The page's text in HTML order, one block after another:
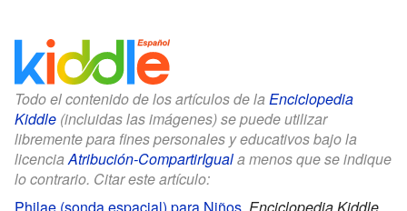
Todo el contenido de los artículos de la Enciclopedia
Kiddle (incluidas las imágenes) se puede utilizar
libremente para fines personales y educativos bajo la
licencia Atribución-CompartirIguala menos que se indique
lo contrario. Citar este artículo: